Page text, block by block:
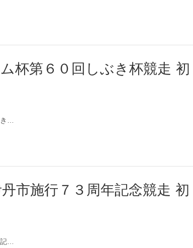
杯第６０回しぶき杯競走 初
…
市施行７３周年記念競走 初
…